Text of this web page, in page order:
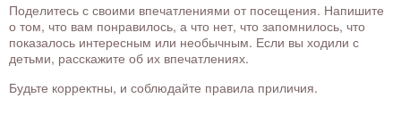
Поделитесь с своими впечатлениями от посещения. Напишите
о том, что вам понравилось, а что нет, что запомнилось, что
показалось интересным или необычным. Если вы ходили с
детьми, расскажите об их впечатлениях.
Будьте корректны, и соблюдайте правила приличия.